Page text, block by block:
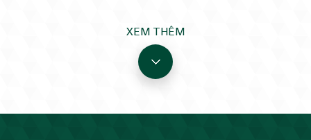
(huyện Đức Hòa, tỉnh Long An
cũ).
XEM THÊM